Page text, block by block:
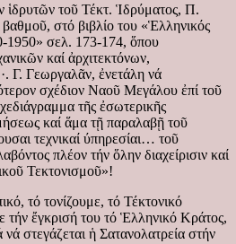
ἱδρυτῶν τοῦ Τέκτ. Ἱδρύματος, Π.
στό βιβλίο του «Ἑλληνικός
1950» σελ. 173-174, ὅπου
καί ἀρχιτεκτόνων,
Γ. Γεωργαλᾶν, ἐνετάλη νά
σχέδιον Ναοῦ Μεγάλου ἐπί τοῦ
τῆς ἐσωτερικῆς
καί ἅμα τῇ παραλαβῇ τοῦ
τεχνικαί ύπηρεσίαι… τοῦ
πλέον τήν ὅλην διαχείρισιν καί
Τεκτονισμοῦ»!
τό τονίζουμε, τό Τέκτονικό
ἔγκρισή του τό Ἑλληνικό Κράτος,
στεγάζεται ἡ Σατανολατρεία στήν